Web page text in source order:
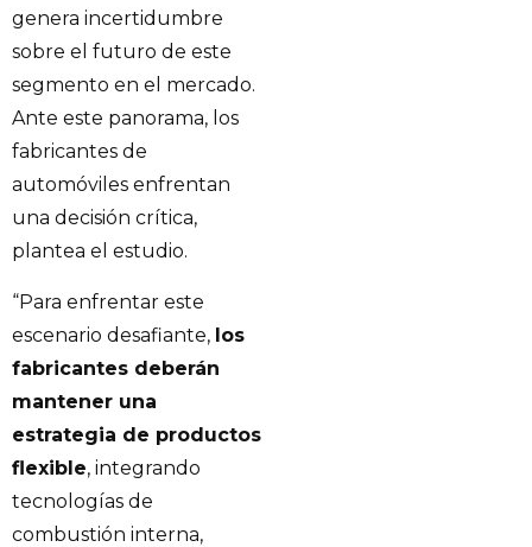
genera incertidumbre
sobre el futuro de este
segmento en el mercado.
Ante este panorama, los
fabricantes de
automóviles enfrentan
una decisión crítica,
plantea el estudio.
“Para enfrentar este
escenario desafiante, los
fabricantes deberán
mantener una
estrategia de productos
flexible, integrando
tecnologías de
combustión interna,